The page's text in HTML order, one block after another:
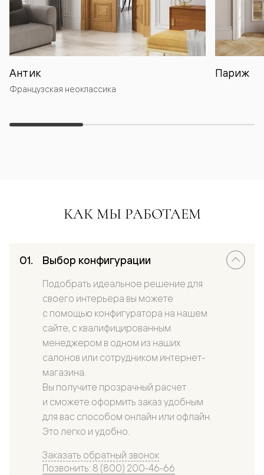
Антик
Французская неоклассика
Париж
КАК МЫ РАБОТАЕМ
Выбор конфигурации
Подобрать идеальное решение для
своего интерьера вы можете
с помощью конфигуратора на нашем
сайте, с квалифицированным
менеджером в одном из наших
салонов или сотрудником интернет-
магазина.
Вы получите прозрачный расчет
и сможете оформить заказ удобным
для вас способом онлайн или офлайн.
Это легко и удобно.
Заказать обратный звонок
Позвонить: 8 (800) 200-46-66